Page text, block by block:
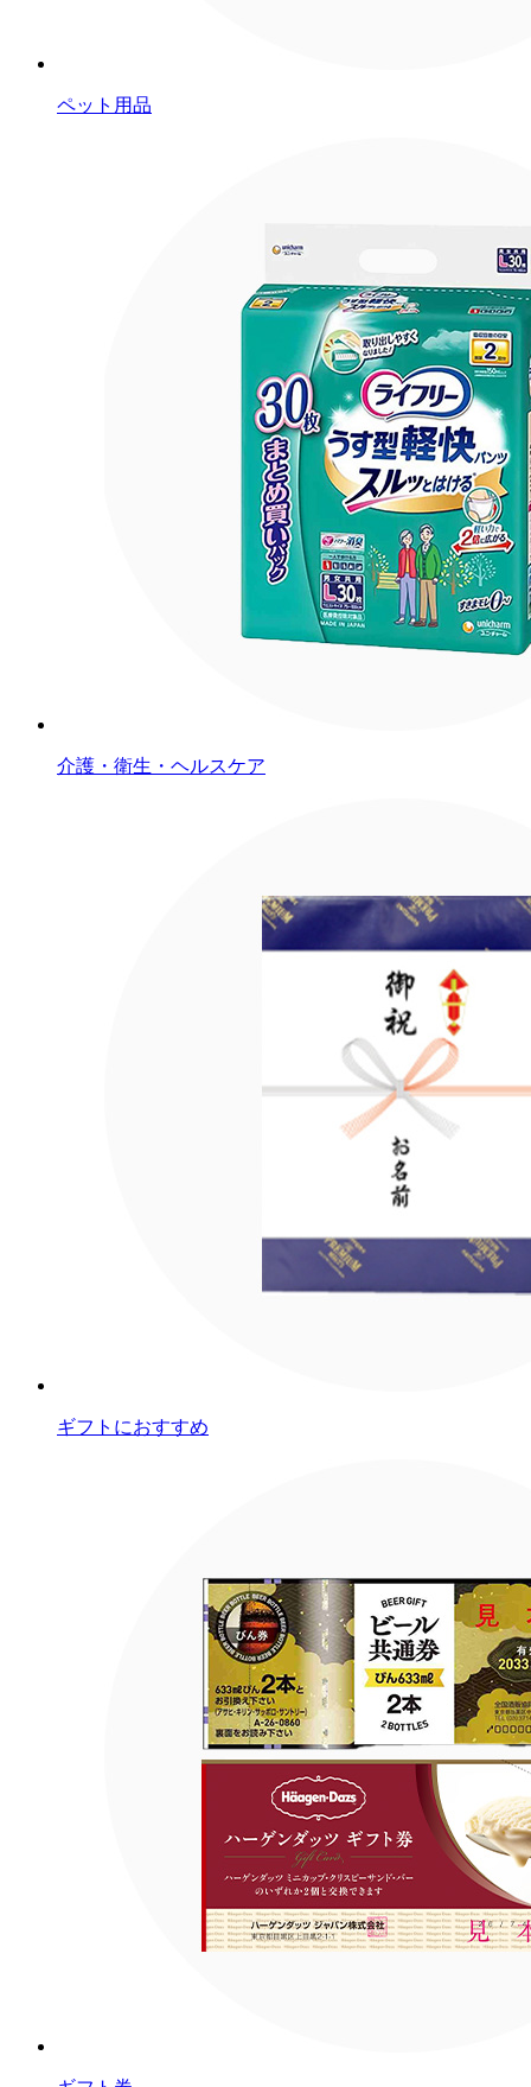
ペット用品
介護・衛生・ヘルスケア
ギフトにおすすめ